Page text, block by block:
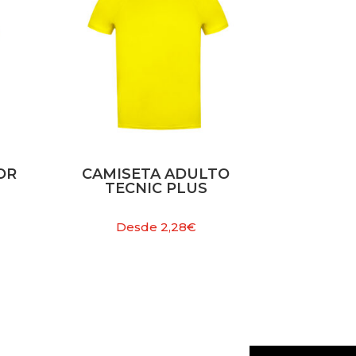
CAMISETA ADULTO
TECNIC PLUS
Desde 2,28€